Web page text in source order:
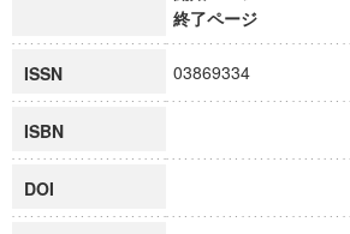
終了ページ
ISSN 03869334
ISBN
DOI